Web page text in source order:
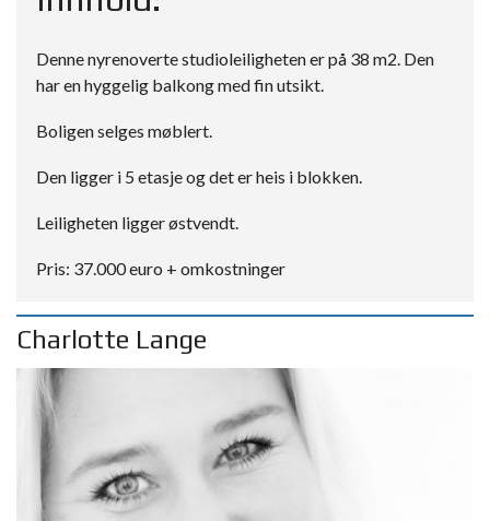
Denne nyrenoverte studioleiligheten er på 38 m2. Den
har en hyggelig balkong med fin utsikt.
Boligen selges møblert.
Den ligger i 5 etasje og det er heis i blokken.
Leiligheten ligger østvendt.
Pris: 37.000 euro + omkostninger
Charlotte Lange